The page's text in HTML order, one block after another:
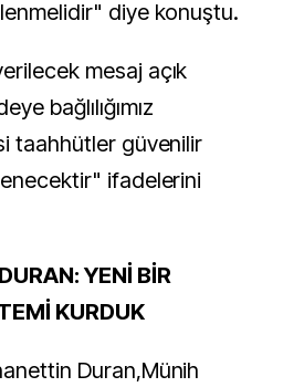
diye konuştu.
mesaj açık
bağlılığımız
taahhütler güvenilir
ifadelerini
YENİ BİR
KURDUK
Duran,Münih